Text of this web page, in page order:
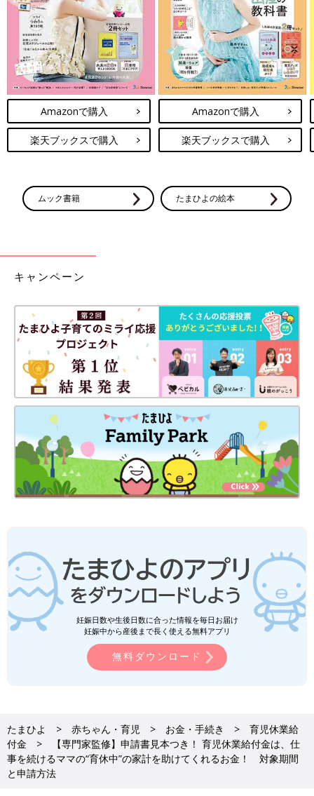
Amazonで購入
楽天ブックスで購入
Amazonで購入
楽天ブックスで購入
ムック書籍 たまひよの絵本
キャンペーン
妊娠日数や生後日数に合った情報を毎日お届け
妊娠中から産後まで長く使える無料アプリ
無料ダウンロード
たまひよ 赤ちゃん・育児 お金・手続き
育児休業給
付金
【専門家監修】申請書見本つき！ 育児休業給付金は、仕
事を続けるママの“育休中”の家計を助けてくれるお金！ 対象期間
と申請方法